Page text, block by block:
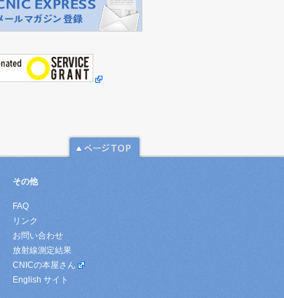
その他
FAQ
リンク
お問い合わせ
放射線測定結果
CNICの本屋さん
English サイト